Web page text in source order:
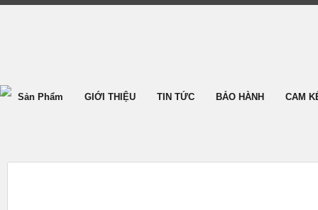
Sản Phẩm GIỚI THIỆU TIN TỨC BẢO HÀNH CAM